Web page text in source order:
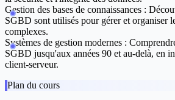
Gestion des bases de connaissances :
SGBD sont utilisés pour gérer et organiser
complexes.
Systèmes de gestion modernes :
SGBD jusqu'aux années 90 et au-delà, en
client-serveur.
Plan du cours